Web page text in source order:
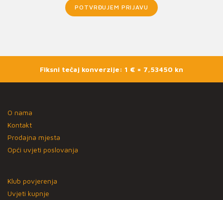
POTVRĐUJEM PRIJAVU
Fiksni tečaj konverzije: 1 € = 7,53450 kn
O nama
Kontakt
Prodajna mjesta
Opći uvjeti poslovanja
Klub povjerenja
Uvjeti kupnje